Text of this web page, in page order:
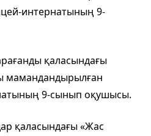
интернатының 9-
қаласындағы
мамандандырылған
9-сынып оқушысы.
қаласындағы «Жас